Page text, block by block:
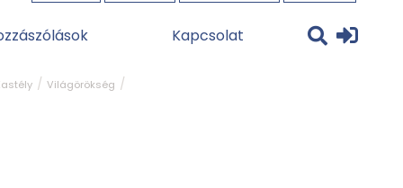
Kapcsolat
Világörökség